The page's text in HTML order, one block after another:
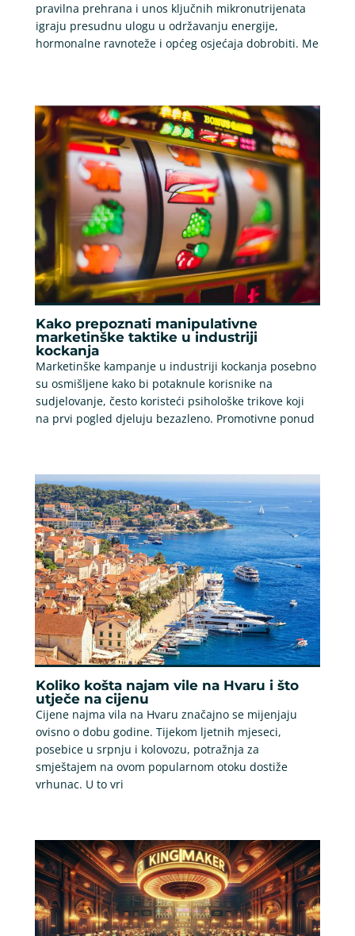
pravilna prehrana i unos ključnih mikronutrijenata
igraju presudnu ulogu u održavanju energije,
hormonalne ravnoteže i općeg osjećaja dobrobiti. Me
Kako prepoznati manipulativne
marketinške taktike u industriji
kockanja
Marketinške kampanje u industriji kockanja posebno
su osmišljene kako bi potaknule korisnike na
sudjelovanje, često koristeći psihološke trikove koji
na prvi pogled djeluju bezazleno. Promotivne ponud
Koliko košta najam vile na Hvaru i što
utječe na cijenu
Cijene najma vila na Hvaru značajno se mijenjaju
ovisno o dobu godine. Tijekom ljetnih mjeseci,
posebice u srpnju i kolovozu, potražnja za
smještajem na ovom popularnom otoku dostiže
vrhunac. U to vri